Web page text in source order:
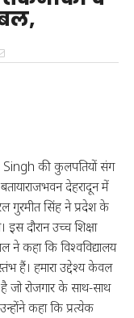
की कुलपतियों संग
देहरादून में
गुरमीत सिंह ने प्रदेश के
दौरान उच्च शिक्षा
ने कहा कि विश्वविद्यालय
हैं। हमारा उद्देश्य केवल
है जो रोजगार के साथ-साथ
कहा कि प्रत्येक